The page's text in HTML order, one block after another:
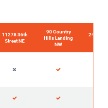
11278 36th
Street NE
90 Country
Hills Landing
NW
2450